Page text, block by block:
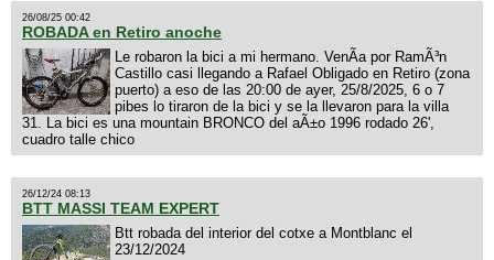
26/08/25 00:42
ROBADA en Retiro anoche
Le robaron la bici a mi hermano. VenÃ­a por RamÃ³n
Castillo casi llegando a Rafael Obligado en Retiro (zona
puerto) a eso de las 20:00 de ayer, 25/8/2025, 6 o 7
pibes lo tiraron de la bici y se la llevaron para la villa
31. La bici es una mountain BRONCO del aÃ±o 1996 rodado 26',
cuadro talle chico
26/12/24 08:13
BTT MASSI TEAM EXPERT
Btt robada del interior del cotxe a Montblanc el
23/12/2024